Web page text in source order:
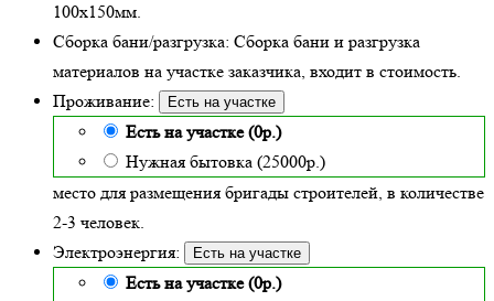
100х150мм.
Сборка бани/разгрузка: Сборка бани и разгрузка
материалов на участке заказчика, входит в стоимость.
Проживание:
Есть на участке
Есть на участке (0р.)
Нужная бытовка (25000р.)
место для размещения бригады строителей, в количестве
2-3 человек.
Электроэнергия:
Есть на участке
Есть на участке (0р.)